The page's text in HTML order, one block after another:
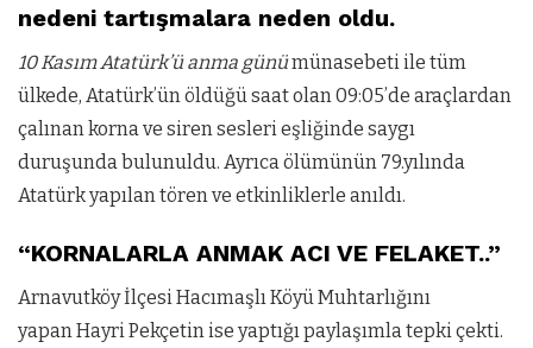
nedeni tartışmalara neden oldu.
10 Kasım Atatürk’ü anma günümünasebeti ile tüm
ülkede, Atatürk’ün öldüğü saat olan 09:05’de araçlardan
çalınan korna ve siren sesleri eşliğinde saygı
duruşunda bulunuldu. Ayrıca ölümünün 79.yılında
Atatürk yapılan tören ve etkinliklerle anıldı.
“KORNALARLA ANMAK ACI VE FELAKET..”
Arnavutköy İlçesi Hacımaşlı Köyü Muhtarlığını
yapanHayri Pekçetin ise yaptığı paylaşımla tepki çekti.